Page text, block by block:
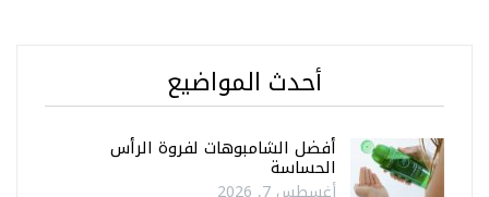
أحدث المواضيع
أفضل الشامبوهات لفروة الرأس
الحساسة